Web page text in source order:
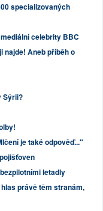
specializovaných
celebrity BBC
najde! Aneb příběh o
Sýrii?
je také odpověď..."
letadly
právě těm stranám,